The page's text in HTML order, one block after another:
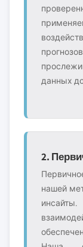
данных
2.
нашей